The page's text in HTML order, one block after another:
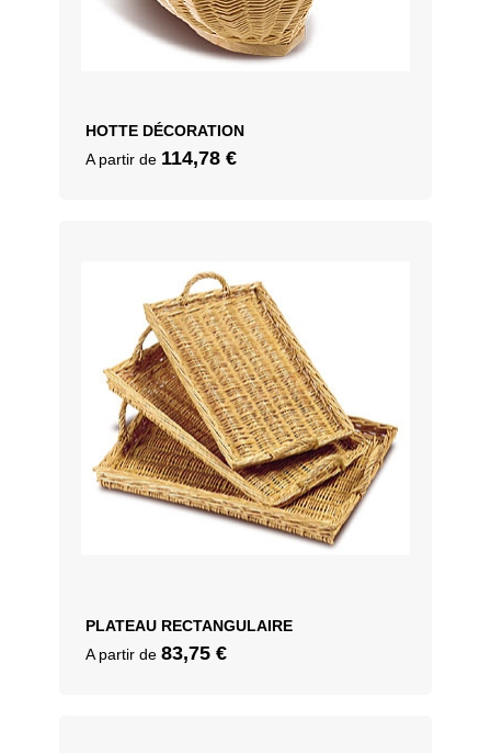
HOTTE DÉCORATION
A partir de 114,78 €
PLATEAU RECTANGULAIRE
A partir de 83,75 €